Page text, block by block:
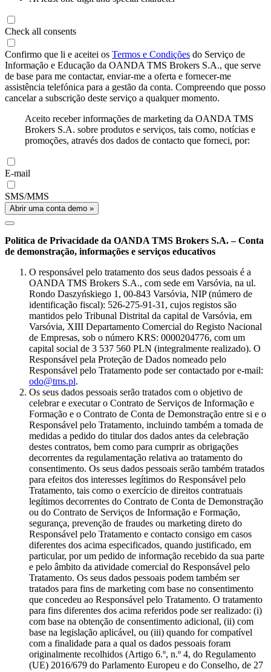
Check all consents
Confirmo que li e aceitei os Termos e Condições do Serviço de
Informação e Educação da OANDA TMS Brokers S.A., que serve
de base para me contactar, enviar-me a oferta e fornecer-me
assistência telefónica para a gestão da conta. Compreendo que posso
cancelar a subscrição deste serviço a qualquer momento.
Aceito receber informações de marketing da OANDA TMS
Brokers S.A. sobre produtos e serviços, tais como, notícias e
promoções, através dos dados de contacto que forneci, por:
E-mail
SMS/MMS
Abrir uma conta demo »
Política de Privacidade da OANDA TMS Brokers S.A. – Conta
de demonstração, informações e serviços educativos
O responsável pelo tratamento dos seus dados pessoais é a
OANDA TMS Brokers S.A., com sede em Varsóvia, na ul.
Rondo Daszyńskiego 1, 00-843 Varsóvia, NIP (número de
identificação fiscal): 526-275-91-31, cujos registos são
mantidos pelo Tribunal Distrital da capital de Varsóvia, em
Varsóvia, XIII Departamento Comercial do Registo Nacional
de Empresas, sob o número KRS: 0000204776, com um
capital social de 3 537 560 PLN (integralmente realizado). O
Responsável pela Proteção de Dados nomeado pelo
Responsável pelo Tratamento pode ser contactado por e-mail:
odo@tms.pl.
Os seus dados pessoais serão tratados com o objetivo de
celebrar e executar o Contrato de Serviços de Informação e
Formação e o Contrato de Conta de Demonstração entre si e o
Responsável pelo Tratamento, incluindo também a tomada de
medidas a pedido do titular dos dados antes da celebração
destes contratos, bem como para cumprir as obrigações
decorrentes da regulamentação relativa ao tratamento do
consentimento. Os seus dados pessoais serão também tratados
para efeitos dos interesses legítimos do Responsável pelo
Tratamento, tais como o exercício de direitos contratuais
legítimos decorrentes do Contrato de Conta de Demonstração
ou do Contrato de Serviços de Informação e Formação,
segurança, prevenção de fraudes ou marketing direto do
Responsável pelo Tratamento e contacto consigo em casos
diferentes dos acima especificados, quando justificado, em
particular, por um pedido de informação recebido da sua parte
e pelo âmbito da atividade comercial do Responsável pelo
Tratamento. Os seus dados pessoais podem também ser
tratados para fins de marketing com base no consentimento
que concedeu ao Responsável pelo Tratamento. O tratamento
para fins diferentes dos acima referidos pode ser realizado: (i)
com base na obtenção de consentimento adicional, (ii) com
base na legislação aplicável, ou (iii) quando for compatível
com a finalidade para a qual os dados pessoais foram
originalmente recolhidos (Artigo 6.º, n.º 4, do Regulamento
(UE) 2016/679 do Parlamento Europeu e do Conselho, de 27